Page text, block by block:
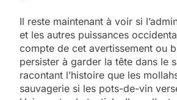
Il reste maintenant à voir si
et les autres puissances
compte de cet avertissement ou
persister à garder la tête dans le
racontant l’histoire que les
sauvagerie si les pots-de-vin